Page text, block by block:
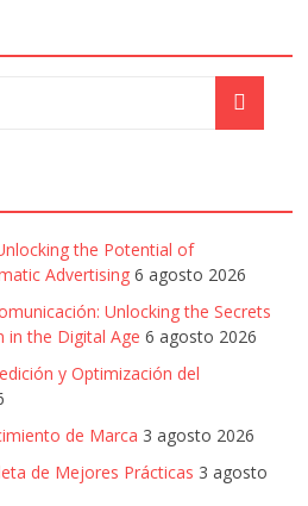
the Potential of
Advertising 6 agosto 2026
Unlocking the Secrets
in the Digital Age 6 agosto 2026
y Optimización del
de Marca 3 agosto 2026
de Mejores Prácticas 3 agosto